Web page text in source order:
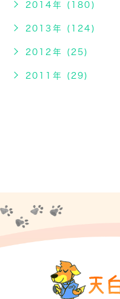
2014年 (180)
2013年 (124)
2012年 (25)
2011年 (29)